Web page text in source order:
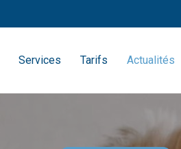
Services Tarifs Actualités